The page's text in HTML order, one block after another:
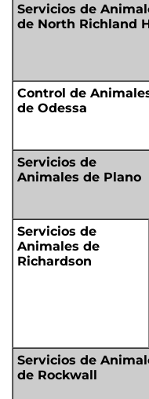
Servicios de
de North Richland
Control de
de Odessa
Servicios de
Animales de Plano
Servicios de
Animales de
Richardson
Servicios de
de Rockwall